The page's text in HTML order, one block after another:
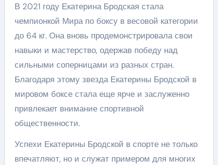
В 2021 году Екатерина Бродская стала
чемпионкой Мира по боксу в весовой категории
до 64 кг. Она вновь продемонстрировала свои
навыки и мастерство, одержав победу над
сильными соперницами из разных стран.
Благодаря этому звезда Екатерины Бродской в
мировом боксе стала еще ярче и заслуженно
привлекает внимание спортивной
общественности.
Успехи Екатерины Бродской в спорте не только
впечатляют, но и служат примером для многих